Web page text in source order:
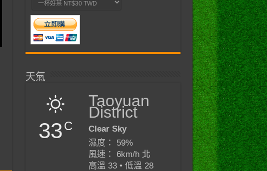
天氣
33C
Taoyuan
District
Clear Sky
濕度： 59%
風速： 6km/h 北
高溫 33 • 低溫 28